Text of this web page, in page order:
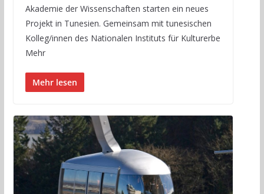
Akademie der Wissenschaften starten ein neues
Projekt in Tunesien. Gemeinsam mit tunesischen
Kolleg/innen des Nationalen Instituts für Kulturerbe
Mehr
Mehr lesen